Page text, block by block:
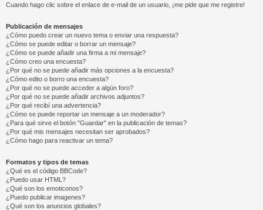
Cuando hago clic sobre el enlace de e-mail de un usuario, ¡me pide que me registre!
Publicación de mensajes
¿Cómo puedo crear un nuevo tema o enviar una respuesta?
¿Cómo se puede editar o borrar un mensaje?
¿Cómo se puede añadir una firma a mi mensaje?
¿Cómo creo una encuesta?
¿Por qué no se puede añadir más opciones a la encuesta?
¿Cómo edito o borro una encuesta?
¿Por qué no se puede acceder a algún foro?
¿Por qué no se puede añadir archivos adjuntos?
¿Por qué recibí una advertencia?
¿Cómo se puede reportar un mensaje a un moderador?
¿Para qué sirve el botón "Guardar" en la publicación de temas?
¿Por qué mis mensajes necesitan ser aprobados?
¿Cómo hago para reactivar un tema?
Formatos y tipos de temas
¿Qué es el código BBCode?
¿Puedo usar HTML?
¿Qué son los emoticonos?
¿Puedo publicar imagenes?
¿Qué son los anuncios globales?